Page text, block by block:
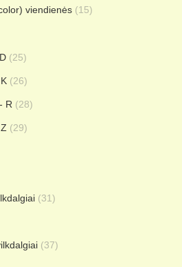
viendienės (15)
(25)
(26)
R (28)
(29)
(31)
(37)